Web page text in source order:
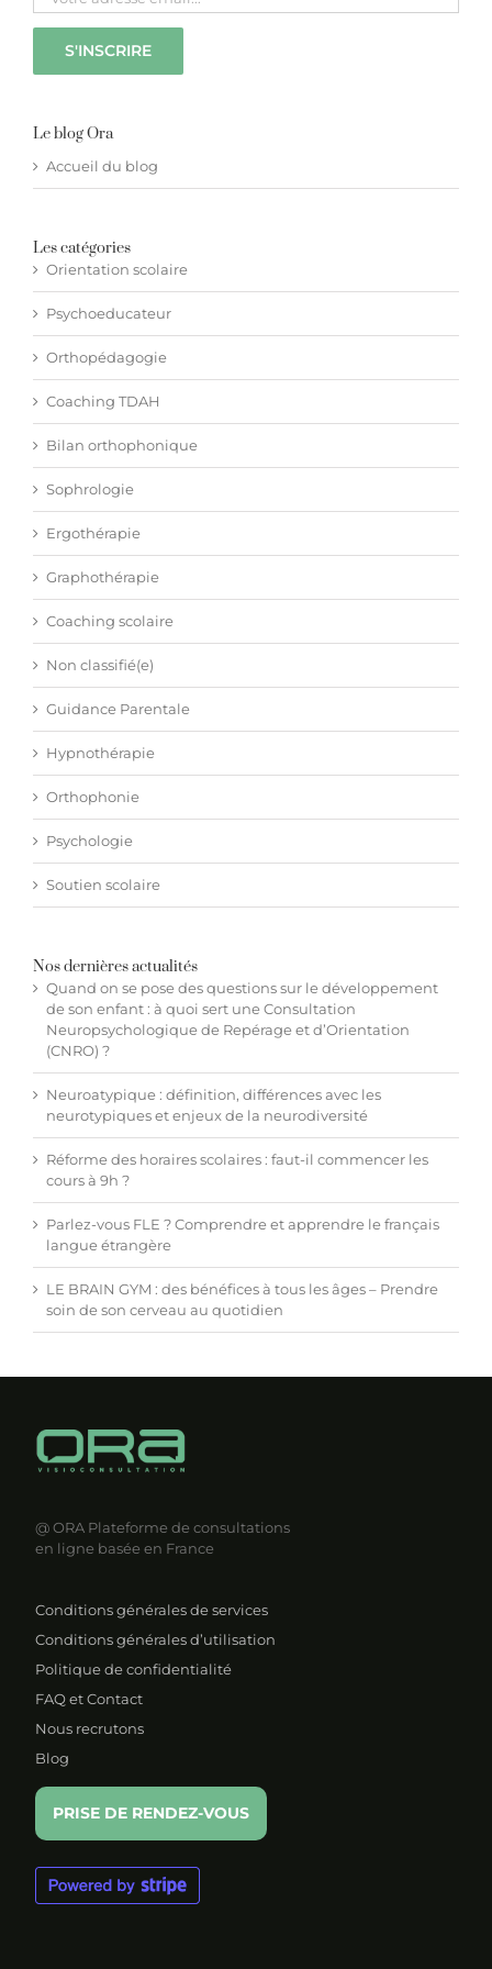
Hypnothérapie à distance
Espace membre
Facebook
Contact WhatsApp
Le blog Ora
Accueil du blog
Les catégories
Orientation scolaire
Psychoeducateur
Orthopédagogie
Coaching TDAH
Bilan orthophonique
Sophrologie
Ergothérapie
Graphothérapie
Coaching scolaire
Non classifié(e)
Guidance Parentale
Hypnothérapie
Orthophonie
Psychologie
Soutien scolaire
Nos dernières actualités
Quand on se pose des questions sur le développement
de son enfant : à quoi sert une Consultation
Neuropsychologique de Repérage et d’Orientation
(CNRO) ?
Neuroatypique : définition, différences avec les
neurotypiques et enjeux de la neurodiversité
Réforme des horaires scolaires : faut-il commencer les
cours à 9h ?
Parlez-vous FLE ? Comprendre et apprendre le français
langue étrangère
LE BRAIN GYM : des bénéfices à tous les âges – Prendre
soin de son cerveau au quotidien
@ ORA Plateforme de consultations
en ligne basée en France
Conditions générales de services
Conditions générales d’utilisation
Politique de confidentialité
FAQ et Contact
Nous recrutons
Blog
PRISE DE RENDEZ-VOUS